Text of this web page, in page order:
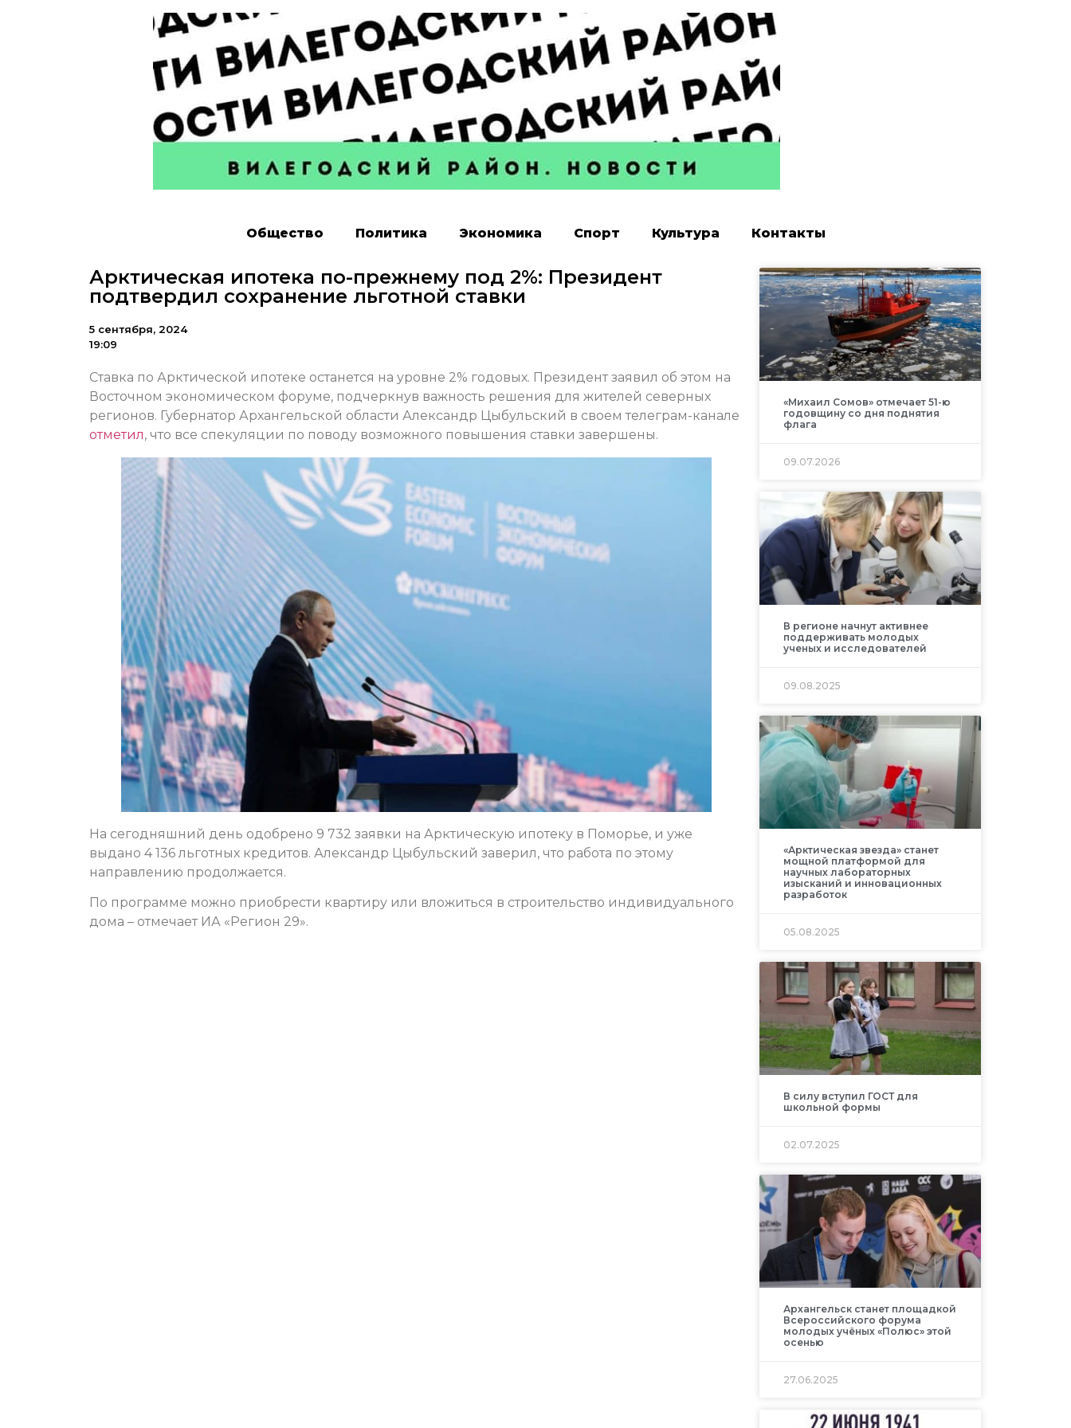
Общество Политика Экономика Спорт Культура Контакты
Арктическая ипотека по-прежнему под 2%: Президент
подтвердил сохранение льготной ставки
5 сентября, 2024
19:09
Ставка по Арктической ипотеке останется на уровне 2% годовых. Президент заявил об этом на
Восточном экономическом форуме, подчеркнув важность решения для жителей северных
регионов. Губернатор Архангельской области Александр Цыбульский в своем телеграм-канале
отметил, что все спекуляции по поводу возможного повышения ставки завершены.
На сегодняшний день одобрено 9 732 заявки на Арктическую ипотеку в Поморье, и уже
выдано 4 136 льготных кредитов. Александр Цыбульский заверил, что работа по этому
направлению продолжается.
По программе можно приобрести квартиру или вложиться в строительство индивидуального
дома – отмечает ИА «Регион 29».
«Михаил Сомов» отмечает 51-ю
годовщину со дня поднятия
флага
09.07.2026
В регионе начнут активнее
поддерживать молодых
ученых и исследователей
09.08.2025
«Арктическая звезда» станет
мощной платформой для
научных лабораторных
изысканий и инновационных
разработок
05.08.2025
В силу вступил ГОСТ для
школьной формы
02.07.2025
Архангельск станет площадкой
Всероссийского форума
молодых учёных «Полюс» этой
осенью
27.06.2025